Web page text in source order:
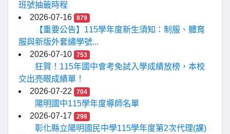
班號抽籤時程
2026-07-16
879
【重要公告】115學年度新生須知：制服、體育
服與新版外套繡學號...
2026-07-10
753
狂賀！115年國中會考免試入學成績放榜，本校
交出亮眼成績單！
2026-07-22
704
陽明國中115學年度導師名單
2026-07-17
298
彰化縣立陽明國民中學115學年度第2次代理(課)